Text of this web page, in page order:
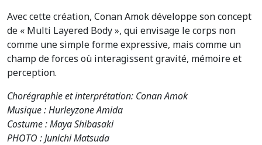
Avec cette création, Conan Amok développe son concept
de « Multi Layered Body », qui envisage le corps non
comme une simple forme expressive, mais comme un
champ de forces où interagissent gravité, mémoire et
perception.
Chorégraphie et interprétation: Conan Amok
Musique : Hurleyzone Amida
Costume : Maya Shibasaki
PHOTO : Junichi Matsuda